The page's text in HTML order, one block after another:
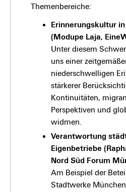
Themenbereiche:
Erinnerungskultur
(Modupe Laja,
Unter diesem
uns einer
niederschwelligen
stärkerer
Kontinuitäten,
Perspektiven und
widmen.
Verantwortung
Eigenbetriebe
Nord Süd Forum
Am Beispiel der
Stadtwerke